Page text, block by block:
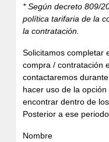
* Según decreto 809/
política tarifaria de la
la contratación.
Solicitamos completar
compra / contratación
contactaremos
hacer uso de la
encontrar dentro de
Posterior a ese
Nombre